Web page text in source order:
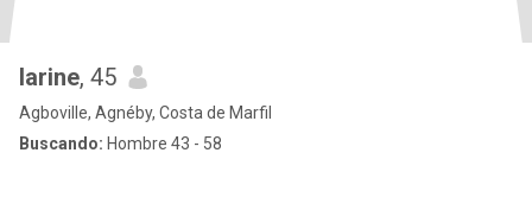
larine, 45
Agboville, Agnéby, Costa de Marfil
Buscando: Hombre 43 - 58